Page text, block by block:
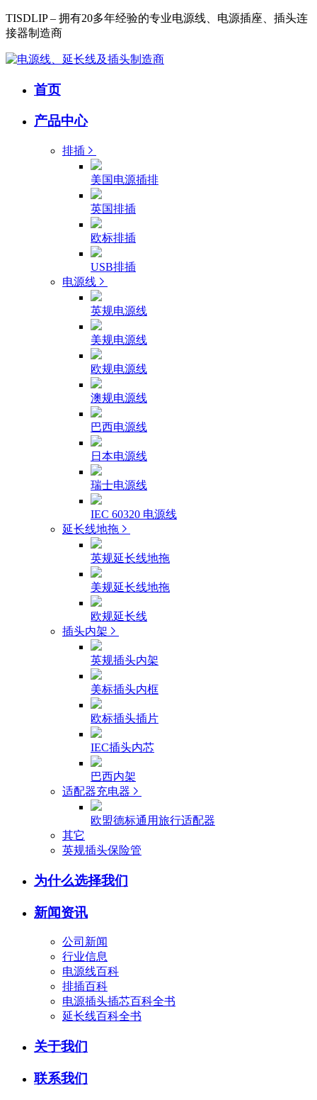
TISDLIP – 拥有20多年经验的专业电源线、电源插座、插头连
接器制造商
首页
产品中心
排插
美国电源插排
英国排插
欧标排插
USB排插
电源线
英规电源线
美规电源线
欧规电源线
澳规电源线
巴西电源线
日本电源线
瑞士电源线
IEC 60320 电源线
延长线地拖
英规延长线地拖
美规延长线地拖
欧规延长线
插头内架
英规插头内架
美标插头内框
欧标插头插片
IEC插头内芯
巴西内架
适配器充电器
欧盟德标通用旅行适配器
其它
英规插头保险管
为什么选择我们
新闻资讯
公司新闻
行业信息
电源线百科
排插百科
电源插头插芯百科全书
延长线百科全书
关于我们
联系我们